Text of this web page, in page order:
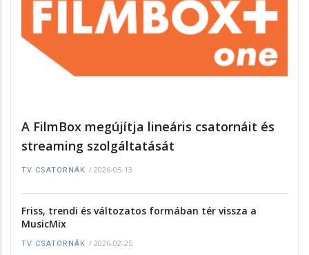
A FilmBox megújítja lineáris csatornáit és
streaming szolgáltatását
TV CSATORNÁK / 2026-05-13
Friss, trendi és változatos formában tér vissza a
MusicMix
TV CSATORNÁK / 2026-02-25